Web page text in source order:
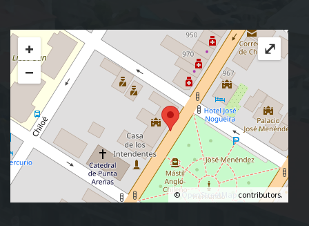
+
−
© OpenStreetMap contributors.
⤢